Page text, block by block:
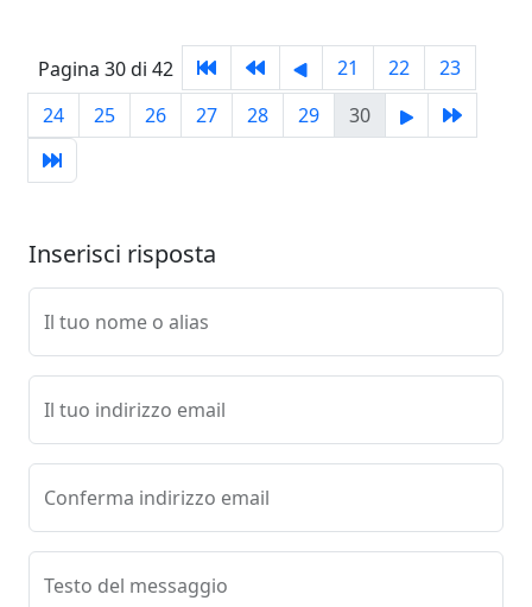
Pagina 30 di 42 21 22
23
24
25 26 27 28 29 30
Inserisci risposta
Il tuo nome o alias
Il tuo indirizzo email
Conferma indirizzo email
Testo del messaggio